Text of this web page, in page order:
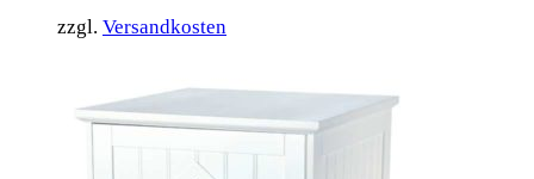
zzgl. Versandkosten